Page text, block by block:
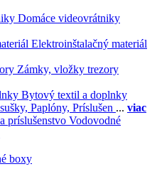
Domáce videovrátniky
Elektroinštalačný materiál
Zámky, vložky trezory
Bytový textil a doplnky
Paplóny, Príslušen ... viac
Vodovodné
boxy